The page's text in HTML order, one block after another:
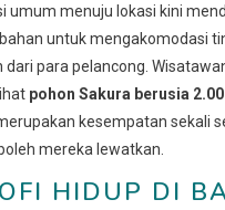
umum menuju lokasi kini
untuk mengakomodasi
para pelancong.
pohon Sakura berusia
kesempatan sekali
mereka lewatkan.
HIDUP DI